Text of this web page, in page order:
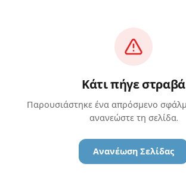
Κάτι πήγε στραβά
Παρουσιάστηκε ένα απρόσμενο
ανανεώστε τη σελίδα.
Ανανέωση Σελίδας